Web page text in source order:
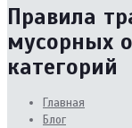
Правила
мусорных
категорий
Главная
Блог